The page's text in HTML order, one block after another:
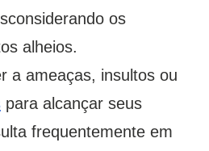
os
alheios.
a ameaças, insultos ou
para alcançar seus
frequentemente em